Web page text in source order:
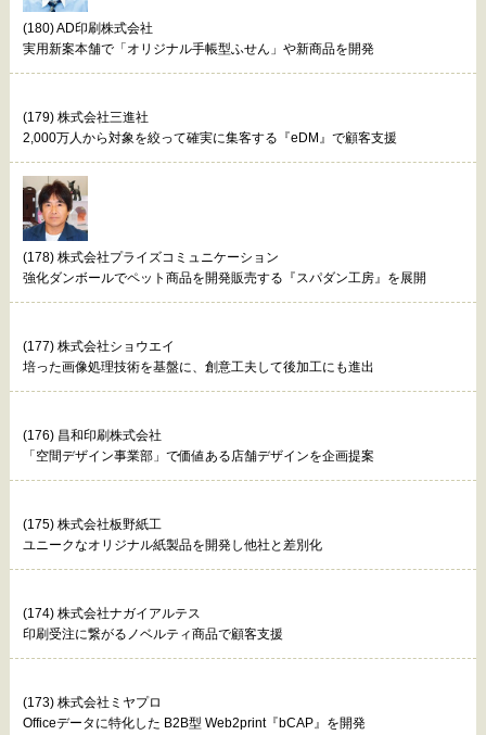
(180) AD印刷株式会社
実用新案本舗で「オリジナル手帳型ふせん」や新商品を開発
(179) 株式会社三進社
2,000万人から対象を絞って確実に集客する『eDM』で顧客支援
(178) 株式会社プライズコミュニケーション
強化ダンボールでペット商品を開発販売する『スパダン工房』を展開
(177) 株式会社ショウエイ
培った画像処理技術を基盤に、創意工夫して後加工にも進出
(176) 昌和印刷株式会社
「空間デザイン事業部」で価値ある店舗デザインを企画提案
(175) 株式会社板野紙工
ユニークなオリジナル紙製品を開発し他社と差別化
(174) 株式会社ナガイアルテス
印刷受注に繋がるノベルティ商品で顧客支援
(173) 株式会社ミヤプロ
Officeデータに特化した B2B型 Web2print『bCAP』を開発